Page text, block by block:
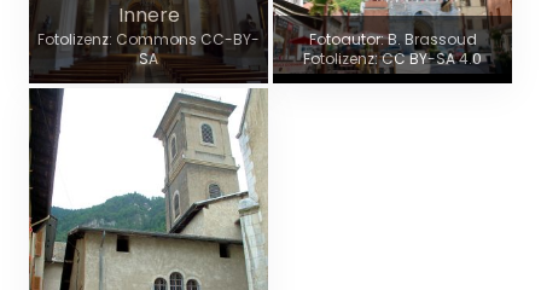
Innere
Fotolizenz: Commons CC-BY-
SA
Fotoautor: B. Brassoud
Fotolizenz: CC BY-SA 4.0